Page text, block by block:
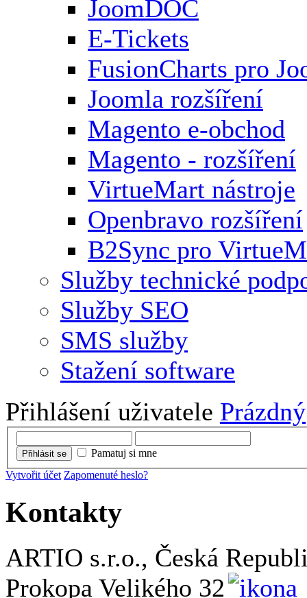
JoomDOC
E-Tickets
FusionCharts pro
Joomla rozšíření
Magento e-obchod
Magento - rozšíření
VirtueMart nástroje
Openbravo rozšíření
B2Sync pro
Služby technické
Služby SEO
SMS služby
Stažení software
Přihlášení uživatele Prázdný
Přihlásit se
Pamatuj si mne
Vytvořit účet Zapomenuté heslo?
Kontakty
ARTIO s.r.o., Česká
Prokopa Velikého 32